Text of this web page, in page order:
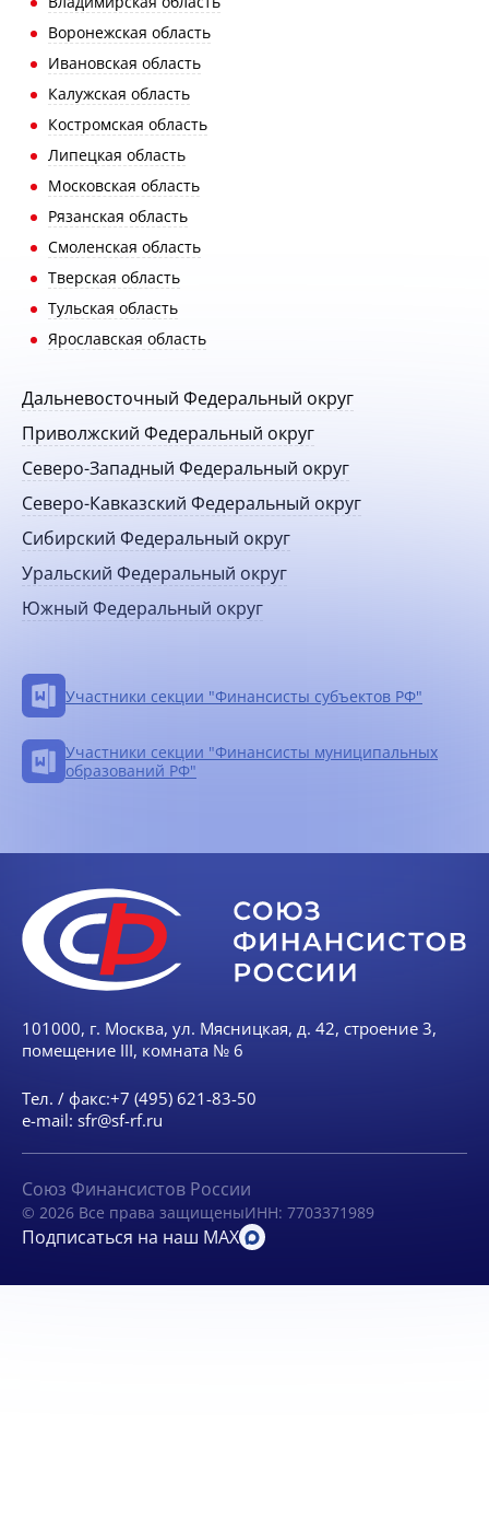
Воронежская область
Ивановская область
Калужская область
Костромская область
Липецкая область
Московская область
Рязанская область
Смоленская область
Тверская область
Тульская область
Ярославская область
Дальневосточный Федеральный округ
Приволжский Федеральный округ
Северо-Западный Федеральный округ
Северо-Кавказский Федеральный округ
Сибирский Федеральный округ
Уральский Федеральный округ
Южный Федеральный округ
Участники секции "Финансисты субъектов РФ"
Участники секции "Финансисты муниципальных
образований РФ"
101000, г. Москва, ул. Мясницкая, д. 42, строение 3,
помещение III, комната № 6
Тел. / факс:+7 (495) 621-83-50
e-mail: sfr@sf-rf.ru
Союз Финансистов России
© 2026 Все права защищеныИНН: 7703371989
Подписаться на наш MAX